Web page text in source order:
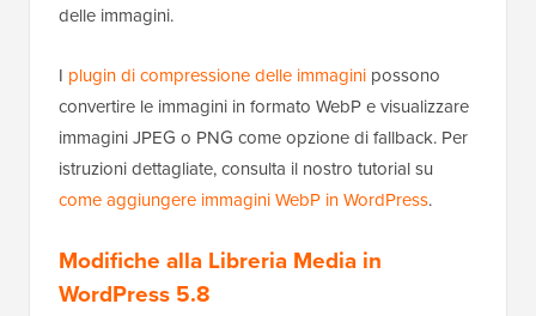
delle immagini.
I plugin di compressione delle immagini possono
convertire le immagini in formato WebP e visualizzare
immagini JPEG o PNG come opzione di fallback. Per
istruzioni dettagliate, consulta il nostro tutorial su
come aggiungere immagini WebP in WordPress.
Modifiche alla Libreria Media in
WordPress 5.8